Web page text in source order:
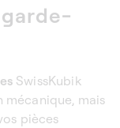
SwissKubik
mais
pièces